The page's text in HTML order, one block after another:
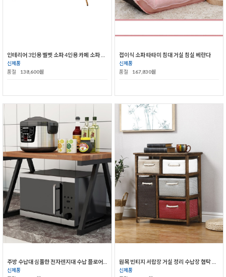
신제품
품절
138,600원
접이식 소파 타타미 침대 거실 침실 베란다
신제품
품절
167,830원
신제품
신제품